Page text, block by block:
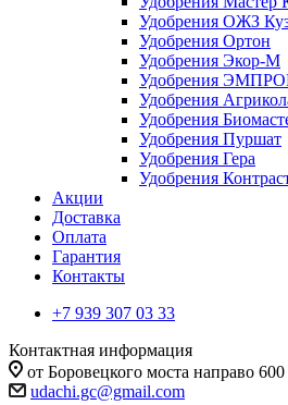
Удобрения ОЖЗ
Удобрения Ортон
Удобрения Экор-М
Удобрения
Удобрения
Удобрения
Удобрения Пуршат
Удобрения Гера
Удобрения
Акции
Доставка
Оплата
Гарантия
Контакты
+7 939 307 03 33
Контактная информация
от Боровецкого моста направо
udachi.gc@gmail.com